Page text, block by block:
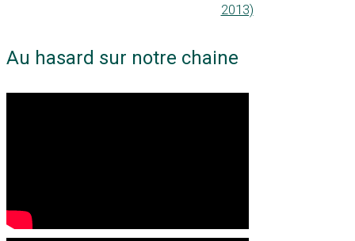
2013)
Au hasard sur notre chaine